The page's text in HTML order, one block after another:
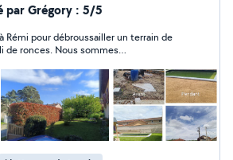
par Grégory : 5/5
Rémi pour débroussailler un terrain de
de ronces. Nous sommes
pas à faire appel à lui régulièrement et
à 100% !! Merci beaucoup 😊